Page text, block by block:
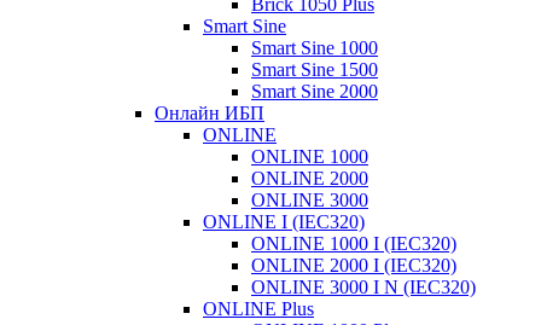
Brick 1050 Plus
Smart Sine
Smart Sine 1000
Smart Sine 1500
Smart Sine 2000
Онлайн ИБП
ONLINE
ONLINE 1000
ONLINE 2000
ONLINE 3000
ONLINE I (IEC320)
ONLINE 1000 I (IEC320)
ONLINE 2000 I (IEC320)
ONLINE 3000 I N (IEC320)
ONLINE Plus